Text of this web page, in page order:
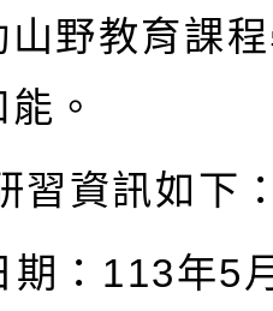
山野教育課
。
習資訊如下
期：113年5